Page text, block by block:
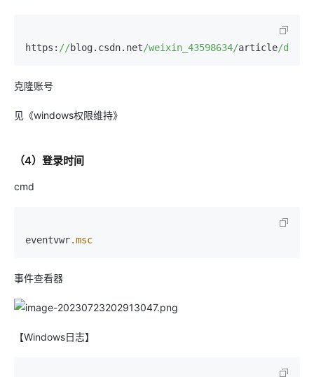
https: //blog.csdn.net/weixin_43598634/article/
克隆账号
见《windows权限维持》
（4）登录时间
cmd
eventvwr.msc
事件查看器
【Windows日志】